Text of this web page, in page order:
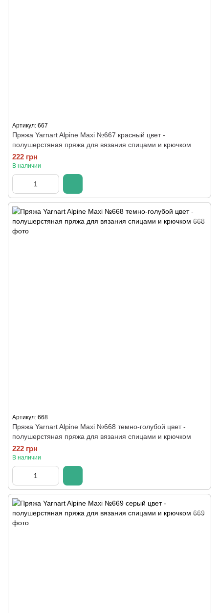
Артикул: 667
Пряжа Yarnart Alpine Maxi №667 красный цвет -
полушерстяная пряжа для вязания спицами и крючком
222 грн
В наличии
Артикул: 668
Пряжа Yarnart Alpine Maxi №668 темно-голубой цвет -
полушерстяная пряжа для вязания спицами и крючком
222 грн
В наличии